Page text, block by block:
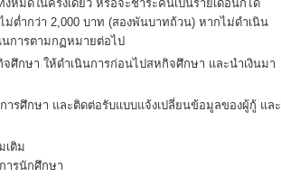
ในครั้งเดียว หรือจะชำระคืนเป็นรายเดือนก็ได้
ต่ำกว่า 2,000 บาท (สองพันบาทถ้วน) หากไม่ดำเนิน
นการตามกฏหมายต่อไป
า ให้ดำเนินการก่อนไปสหกิจศึกษา และนำเงินมา
กษา และติดต่อรับแบบแจ้งเปลี่ยนข้อมูลของผู้กู้ และ
เติม
ารนักศึกษา